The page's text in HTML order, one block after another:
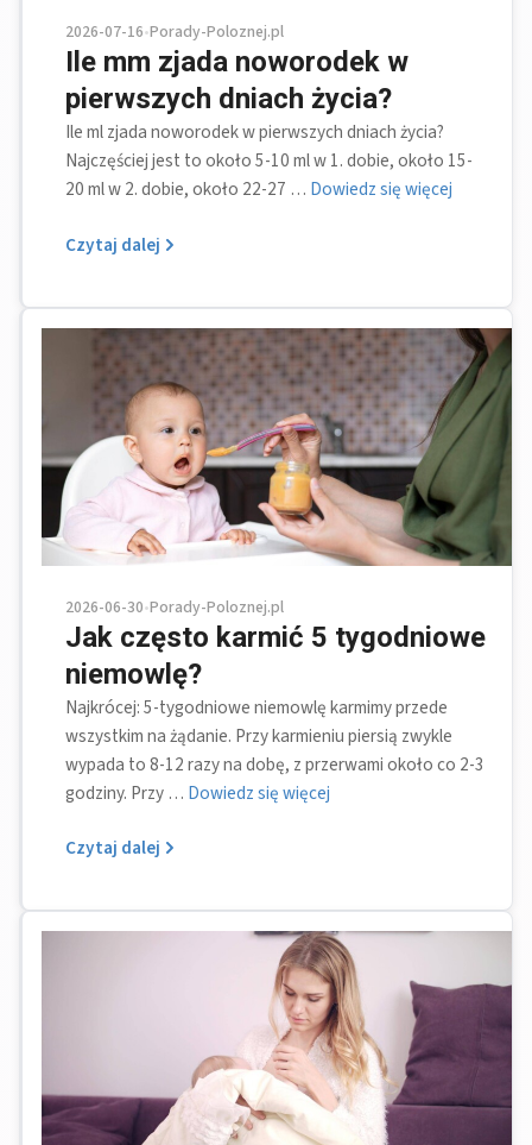
2026-07-16•Porady-Poloznej.pl
Ile mm zjada noworodek w
pierwszych dniach życia?
Ile ml zjada noworodek w pierwszych dniach życia?
Najczęściej jest to około 5-10 ml w 1. dobie, około 15-
20 ml w 2. dobie, około 22-27 … Dowiedz się więcej
Czytaj dalej
2026-06-30•Porady-Poloznej.pl
Jak często karmić 5 tygodniowe
niemowlę?
Najkrócej: 5-tygodniowe niemowlę karmimy przede
wszystkim na żądanie. Przy karmieniu piersią zwykle
wypada to 8-12 razy na dobę, z przerwami około co 2-3
godziny. Przy … Dowiedz się więcej
Czytaj dalej